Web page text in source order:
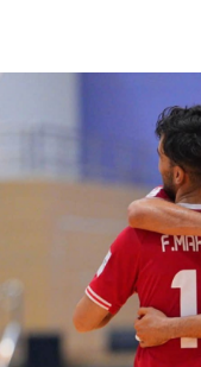
پر ورځ د ایرلینډ په